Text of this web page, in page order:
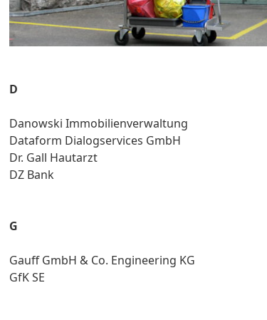
D
Danow­ski Im­mo­bi­li­en­ver­wal­tung
Da­ta­form Dia­log­ser­vices GmbH
Dr. Gall Haut­arzt
DZ Bank
G
Gauff GmbH & Co. En­gi­nee­ring KG
GfK SE